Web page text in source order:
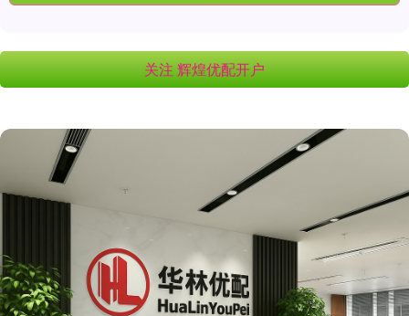
关注 辉煌优配开户